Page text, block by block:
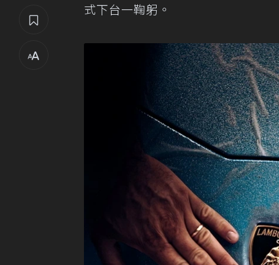
式下台一鞠躬。